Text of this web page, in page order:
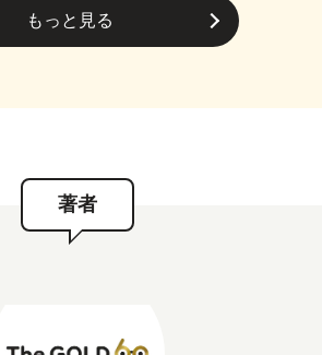
もっと見る
著者